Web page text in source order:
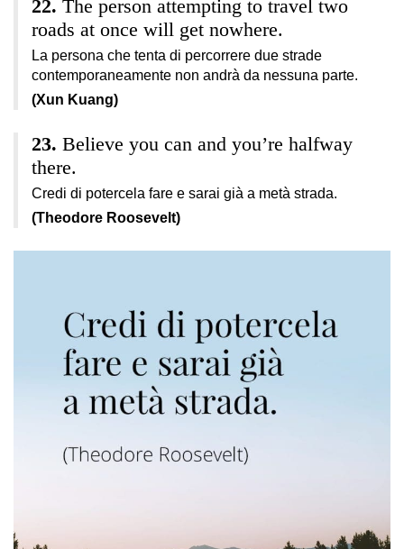
The person attempting to travel two
roads at once will get nowhere.
La persona che tenta di percorrere due strade
contemporaneamente non andrà da nessuna parte.
(Xun Kuang)
Believe you can and you’re halfway
there.
Credi di potercela fare e sarai già a metà strada.
(Theodore Roosevelt)